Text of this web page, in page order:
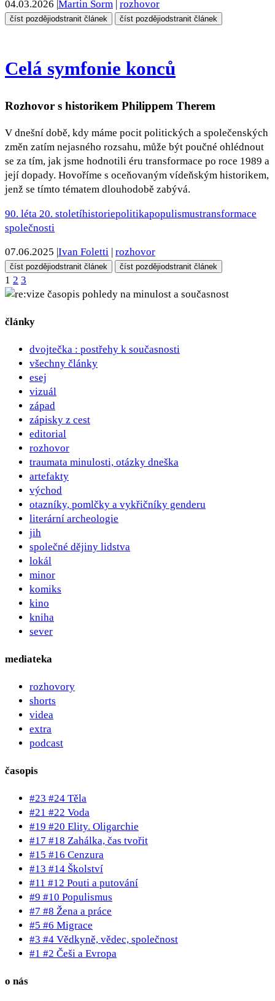
04.03.2026 Martin Šorm rozhovor
číst pozdějiodstranit článek číst pozdějiodstranit článek
Celá symfonie konců
Rozhovor s historikem Philippem Therem
V dnešní době, kdy máme pocit politických a společenských
změn zatím nejasného rozsahu, může být poučné ohlédnout
se za tím, jak jsme hodnotili éru transformace po roce 1989 a
její dopady. Hovoříme s oceňovaným vídeňským historikem,
jenž se tímto tématem dlouhodobě zabývá.
90. léta 20. stoletíhistoriepolitikapopulismustransformace
společnosti
07.06.2025 |Ivan Foletti | rozhovor
číst pozdějiodstranit článek číst pozdějiodstranit článek
Navigace
pro
1 2 3
pohledy na minulost a současnost
články
dvojtečka : postřehy k současnosti
všechny články
esej
vizuál
západ
zápisky z cest
editorial
rozhovor
traumata minulosti, otázky dneška
artefakty
východ
otazníky, pomlčky a vykřičníky genderu
literární archeologie
jih
společné dějiny lidstva
lokál
minor
komiks
kino
kniha
sever
mediateka
rozhovory
shorts
videa
extra
podcast
časopis
#23 #24 Těla
#21 #22 Voda
#19 #20 Elity. Oligarchie
#17 #18 Zahálka, čas tvořit
#15 #16 Cenzura
#13 #14 Školství
#11 #12 Pouti a putování
#9 #10 Populismus
#7 #8 Žena a práce
#5 #6 Migrace
#3 #4 Vědkyně, vědec, společnost
#1 #2 Češi a Evropa
o nás